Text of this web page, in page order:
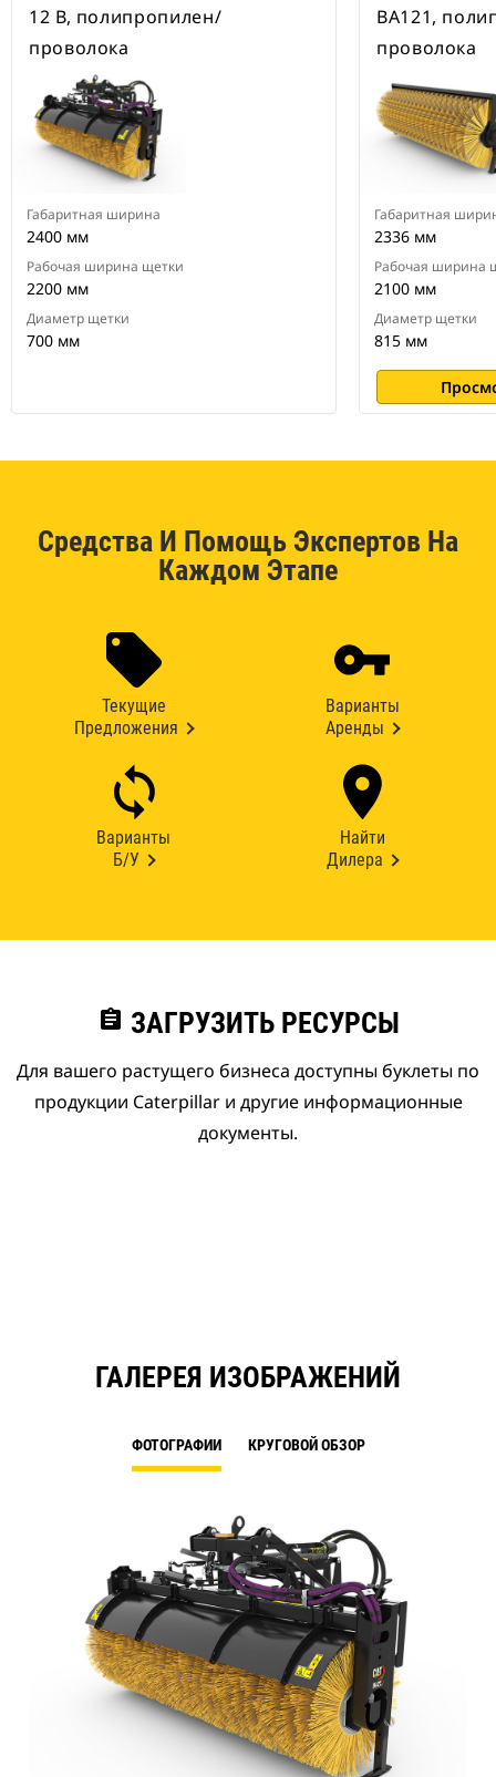
12 В, полипропилен/
проволока
Габаритная ширина
2400 мм
Рабочая ширина щетки
2200 мм
Диаметр щетки
700 мм
BA121,
проволока
Габаритная
2336 мм
Рабочая ширина
2100 мм
Диаметр щетки
815 мм
Средства И Помощь Экспертов На
Каждом Этапе
Текущие
Предложения
Варианты
Аренды
Варианты
Б/У
Найти
Дилера
assignment ЗАГРУЗИТЬ РЕСУРСЫ
Для вашего растущего бизнеса доступны буклеты по
продукции Caterpillar и другие информационные
документы.
ГАЛЕРЕЯ ИЗОБРАЖЕНИЙ
ФОТОГРАФИИ КРУГОВОЙ ОБЗОР